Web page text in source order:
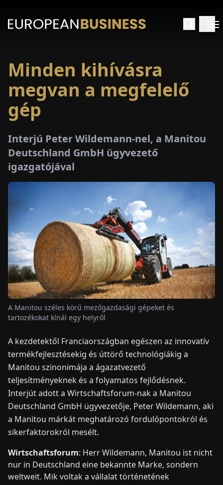
E-
HÍREK
ENDEFRESITNL PLHU
KAPCSOLAT
Minden kihívásra
megvan a megfelelő
gép
Interjú Peter Wildemann-nel, a Manitou
Deutschland GmbH ügyvezető
igazgatójával
A Manitou széles körű mezőgazdasági gépeket és
tartozékokat kínál egy helyről
A kezdetektől Franciaországban egészen az innovatív
termékfejlesztésekig és úttörő technológiákig a
Manitou szinonimája a ágazatvezető
teljesítményeknek és a folyamatos fejlődésnek.
Interjút adott a Wirtschaftsforum-nak a Manitou
Deutschland GmbH ügyvezetője, Peter Wildemann, aki
a Manitou márkát meghatározó fordulópontokról és
sikerfaktorokról mesélt.
Wirtschaftsforum: Herr Wildemann, Manitou ist nicht
nur in Deutschland eine bekannte Marke, sondern
weltweit. Mik voltak a vállalat történetének